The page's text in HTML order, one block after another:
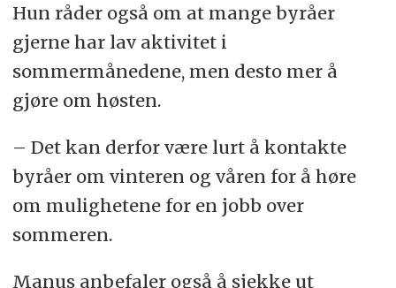
etter «sesongarbeid»,
«sommerjobb», «deltidsarbeid»
og legge inn automatisk varsel når
det dukker opp nye stillinger.
Spør om studiestedet ditt har
informasjon om sommerjobber
som kan være aktuelle i
forbindelse med studiet du tar.
Erfaring fra studentorganisasjonen
Hun råder også om at mange byråer
gjerne har lav aktivitet i
sommermånedene, men desto mer å
gjøre om høsten.
– Det kan derfor være lurt å kontakte
byråer om vinteren og våren for å høre
om mulighetene for en jobb over
sommeren.
Manus anbefaler også å sjekke ut